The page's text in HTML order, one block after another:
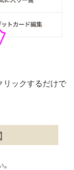
リックするだけで